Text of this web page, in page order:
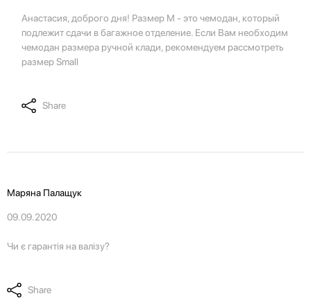
Анастасия, доброго дня! Размер М - это чемодан, который
подлежит сдачи в багажное отделение. Если Вам необходим
чемодан размера ручной клади, рекомендуем рассмотреть
размер Small
Share
Маряна Палащук
09.09.2020
Чи є гарантія на валізу?
Share